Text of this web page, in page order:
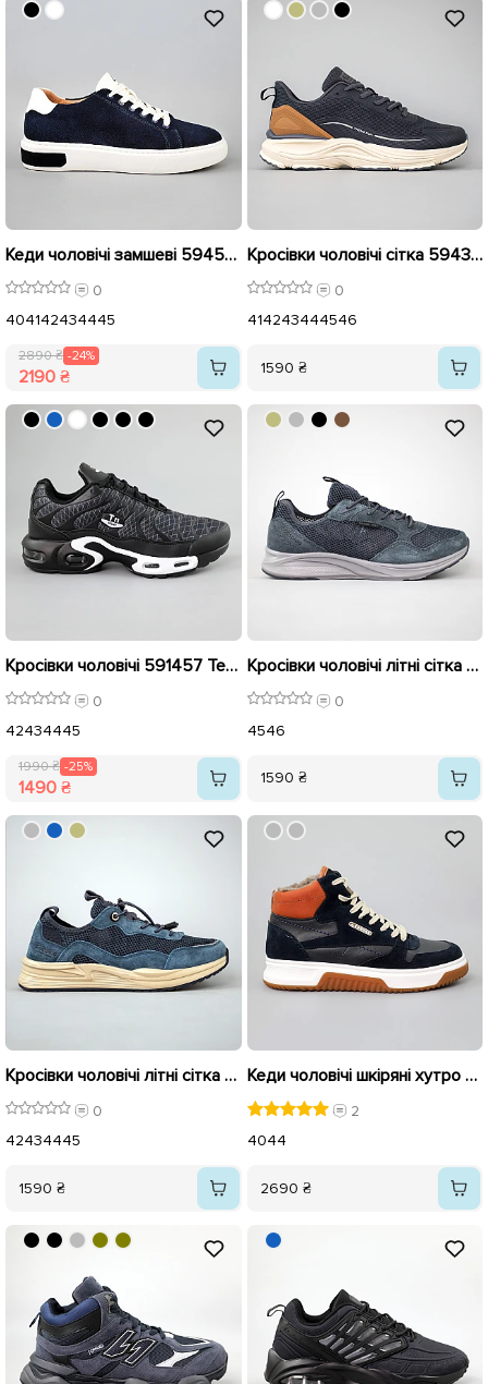
Кеди чоловічі замшеві 594527 Темно-сині розпродаж
0
404142434445
2890 ₴ -24%
2190 ₴
Кросівки чоловічі сітка 594393 Сині
0
414243444546
1590 ₴
Кросівки чоловічі 591457 Темно-сині розпродаж
0
42434445
1990 ₴ -25%
1490 ₴
Кросівки чоловічі літні сітка 594386 Сині
0
4546
1590 ₴
Кросівки чоловічі літні сітка 594375 Сині
0
42434445
1590 ₴
Кеди чоловічі шкіряні хутро 589731 Темно-сині
2
4044
2690 ₴